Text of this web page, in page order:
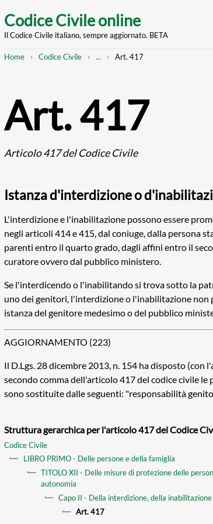
main
Codice Civile online
Il Codice Civile italiano, sempre aggiornato. BETA
Breadcrumb
Home Codice Civile
Mostra
... Art. 417
Art. 417
Articolo 417 del Codice Civile
Istanza d'interdizione o
L'interdizione e l'inabilitazione possono essere
negli articoli 414 e 415, dal coniuge, dalla persona
parenti entro il quarto grado, dagli affini entro il
curatore ovvero dal pubblico ministero.
Se l'interdicendo o l'inabilitando si trova sotto la
uno dei genitori, l'interdizione o l'inabilitazione non
istanza del genitore medesimo o del pubblico
AGGIORNAMENTO (223)
Il D.Lgs. 28 dicembre 2013, n. 154 ha disposto (con
secondo comma dell'articolo 417 del codice civile
sono sostituite dalle seguenti: "responsabilità
Struttura gerarchica per l'articolo 417 del Codice
Codice Civile
LIBRO PRIMO - Delle persone e della famiglia
TITOLO XII - Delle misure di protezione delle
autonomia
Capo II - Della interdizione, della
Art. 417